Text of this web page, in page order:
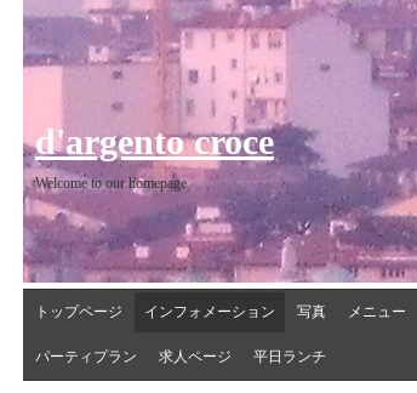
d'argento croce
Welcome to our homepage
トップページ インフォメーション 写真 メニュー
パーティプラン 求人ページ 平日ランチ